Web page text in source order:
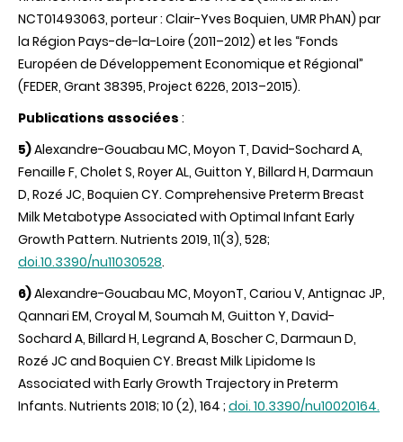
NCT01493063, porteur : Clair-Yves Boquien, UMR PhAN) par
la Région Pays-de-la-Loire (2011–2012) et les “Fonds
Européen de Développement Economique et Régional”
(FEDER, Grant 38395, Project 6226, 2013–2015).
Publications associées :
5)Alexandre-Gouabau MC, Moyon T, David-Sochard A,
Fenaille F, Cholet S, Royer AL, Guitton Y, Billard H, Darmaun
D, Rozé JC, Boquien CY. Comprehensive Preterm Breast
Milk Metabotype Associated with Optimal Infant Early
Growth Pattern. Nutrients 2019, 11(3), 528;
doi.10.3390/nu11030528.
6)Alexandre-Gouabau MC, MoyonT, Cariou V, Antignac JP,
Qannari EM, Croyal M, Soumah M, Guitton Y, David-
Sochard A, Billard H, Legrand A, Boscher C, Darmaun D,
Rozé JC and Boquien CY. Breast Milk Lipidome Is
Associated with Early Growth Trajectory in Preterm
Infants. Nutrients 2018; 10 (2), 164 ; doi. 10.3390/nu10020164.